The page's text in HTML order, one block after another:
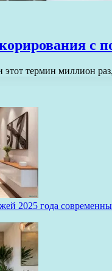
термин миллион
2025 года